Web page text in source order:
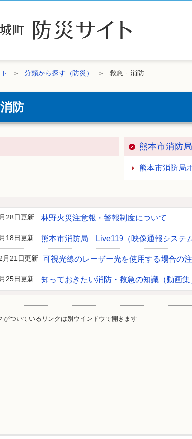
分類から探す（防災） 救急・消防
防
熊本市消防局
熊本市消防局
28日更新 林野火災注意報・警報制度について
18日更新 熊本市消防局 Live119（映像通報システ
月21日更新 可視光線のレーザー光を使用する場合の
25日更新 知っておきたい消防・救急の知識（動画集
がついているリンクは別ウインドウで開きます